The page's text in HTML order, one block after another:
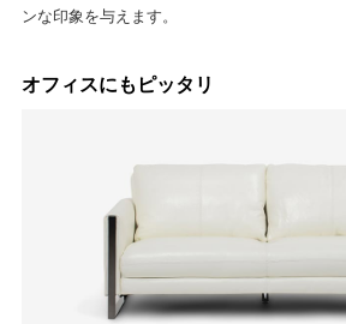
ンな印象を与えます。
オフィスにもピッタリ